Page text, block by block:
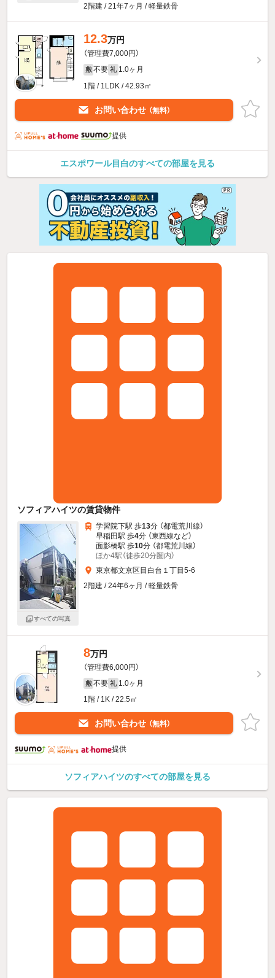
2階建 / 21年7ヶ月 / 軽量鉄骨
12.3万円
（管理費7,000円）
敷 不要 礼 1.0ヶ月
1階 / 1LDK / 42.93㎡
お問い合わせ （無料）
提供
エスポワール目白のすべての部屋を見る
ソフィアハイツの賃貸物件
すべての写真
学習院下駅 歩13分 （都電荒川線）
早稲田駅 歩4分 （東西線など）
面影橋駅 歩10分 （都電荒川線）
ほか4駅（徒歩20分圏内）
東京都文京区目白台１丁目5-6
2階建 / 24年6ヶ月 / 軽量鉄骨
8万円
（管理費6,000円）
敷 不要 礼 1.0ヶ月
1階 / 1K / 22.5㎡
お問い合わせ （無料）
提供
ソフィアハイツのすべての部屋を見る